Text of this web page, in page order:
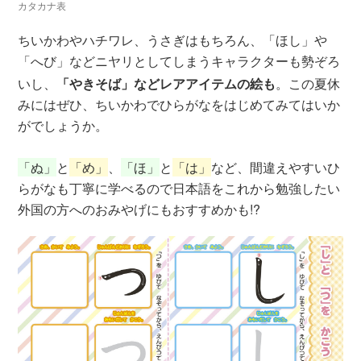
カタカナ表
ちいかわやハチワレ、うさぎはもちろん、「ほし」や
「へび」などニヤリとしてしまうキャラクターも勢ぞろ
いし、
「やきそば」などレアアイテムの絵も。この夏休
みにはぜひ、ちいかわでひらがなをはじめてみてはいか
がでしょうか。
「ぬ」 と 「め」 、 「ほ」 と 「は」 など、間違えやすいひ
らがなも丁寧に学べるので日本語をこれから勉強したい
外国の方へのおみやげにもおすすめかも!?